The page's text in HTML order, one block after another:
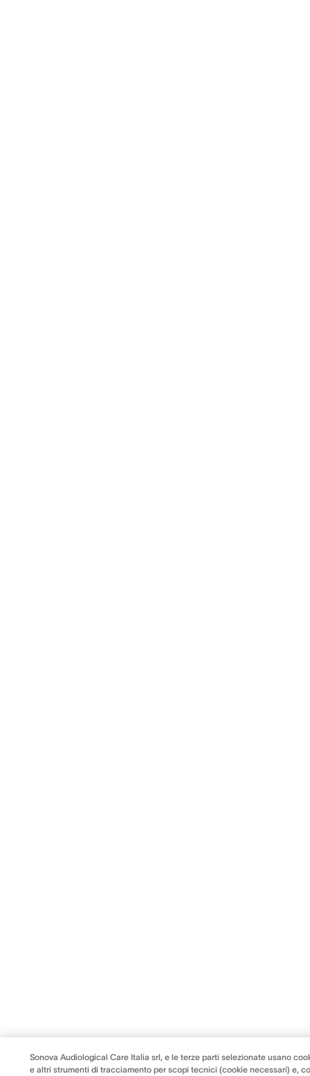
Sonova Audiological Care Italia srl, e le terze parti selezionate usano
e altri strumenti di tracciamento per scopi tecnici (cookie necessari) e,